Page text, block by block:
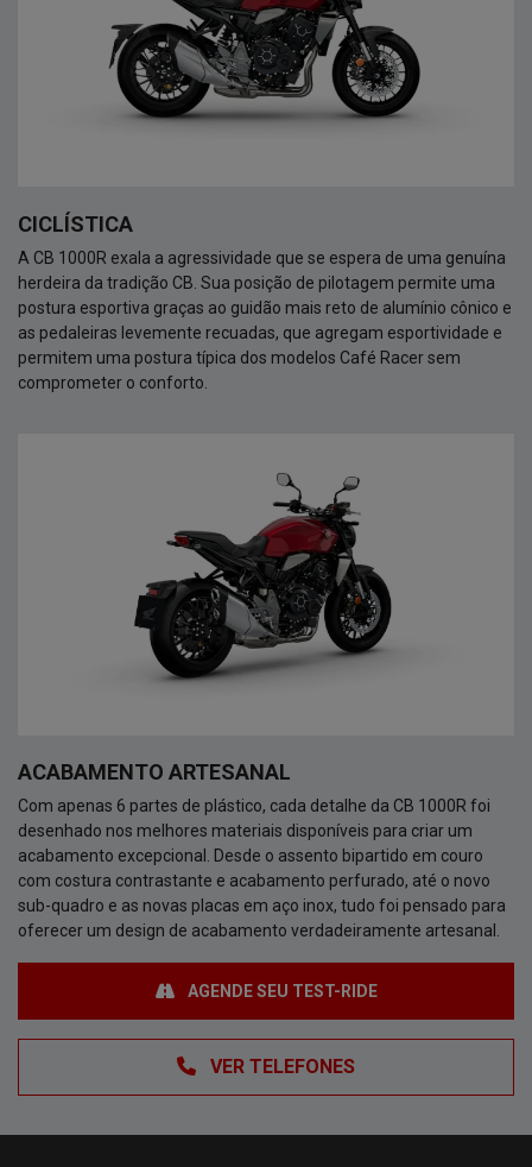
CICLÍSTICA
A CB 1000R exala a agressividade que se espera de uma genuína
herdeira da tradição CB. Sua posição de pilotagem permite uma
postura esportiva graças ao guidão mais reto de alumínio cônico e
as pedaleiras levemente recuadas, que agregam esportividade e
permitem uma postura típica dos modelos Café Racer sem
comprometer o conforto.
ACABAMENTO ARTESANAL
Com apenas 6 partes de plástico, cada detalhe da CB 1000R foi
desenhado nos melhores materiais disponíveis para criar um
acabamento excepcional. Desde o assento bipartido em couro
com costura contrastante e acabamento perfurado, até o novo
sub-quadro e as novas placas em aço inox, tudo foi pensado para
oferecer um design de acabamento verdadeiramente artesanal.
VER TELEFONES
AGENDE SEU TEST-RIDE